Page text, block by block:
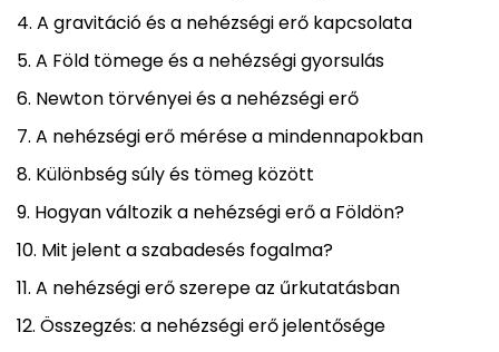
A gravitáció és a nehézségi erő kapcsolata
A Föld tömege és a nehézségi gyorsulás
Newton törvényei és a nehézségi erő
A nehézségi erő mérése a mindennapokban
Különbség súly és tömeg között
Hogyan változik a nehézségi erő a Földön?
Mit jelent a szabadesés fogalma?
A nehézségi erő szerepe az űrkutatásban
Összegzés: a nehézségi erő jelentősége